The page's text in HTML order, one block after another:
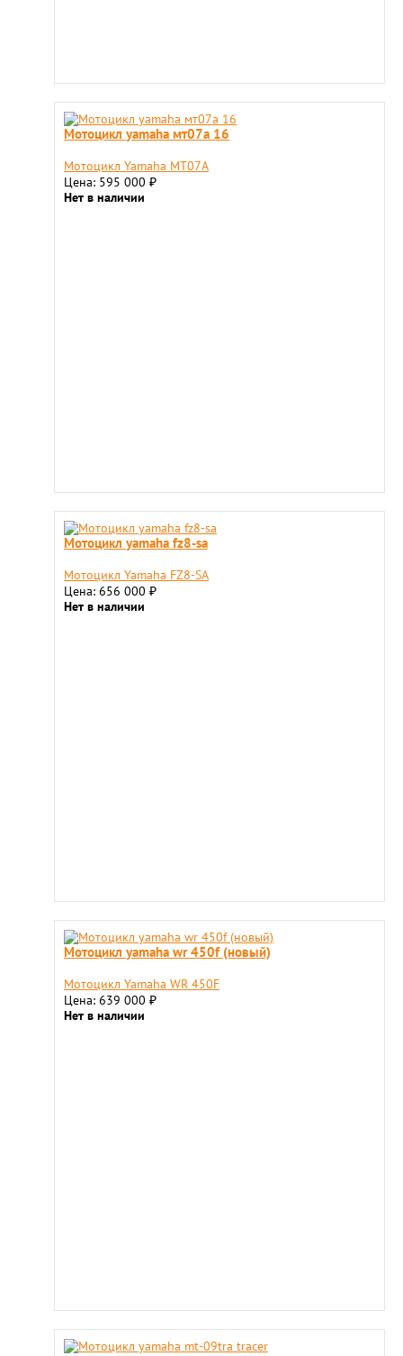
Мотоцикл yamaha мт07a 16
Мотоцикл Yamaha МТ07A
Цена: 595 000 ₽
Нет в наличии
Мотоцикл yamaha fz8-sa
Мотоцикл Yamaha FZ8-SA
Цена: 656 000 ₽
Нет в наличии
Мотоцикл yamaha wr 450f (новый)
Мотоцикл Yamaha WR 450F
Цена: 639 000 ₽
Нет в наличии